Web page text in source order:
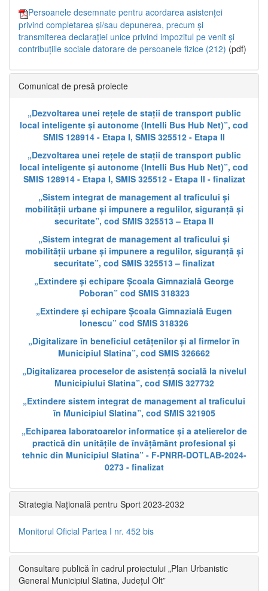
Persoanele desemnate pentru acordarea asistenței
privind completarea și/sau depunerea, precum și
transmiterea declarației unice privind impozitul pe venit și
contribuțiile sociale datorare de persoanele fizice (212) (pdf)
Comunicat de presă proiecte
„Dezvoltarea unei rețele de stații de transport public
local inteligente și autonome (Intelli Bus Hub Net)”, cod
SMIS 128914 - Etapa I, SMIS 325512 - Etapa II
„Dezvoltarea unei rețele de stații de transport public
local inteligente și autonome (Intelli Bus Hub Net)”, cod
SMIS 128914 - Etapa I, SMIS 325512 - Etapa II - finalizat
„Sistem integrat de management al traficului și
mobilității urbane și impunere a regulilor, siguranță și
securitate”, cod SMIS 325513 – Etapa II
„Sistem integrat de management al traficului și
mobilității urbane și impunere a regulilor, siguranță și
securitate”, cod SMIS 325513 – finalizat
„Extindere și echipare Școala Gimnazială George
Poboran” cod SMIS 318323
„Extindere și echipare Școala Gimnazială Eugen
Ionescu” cod SMIS 318326
„Digitalizare în beneficiul cetățenilor și al firmelor în
Municipiul Slatina”, cod SMIS 326662
„Digitalizarea proceselor de asistență socială la nivelul
Municipiului Slatina”, cod SMIS 327732
„Extindere sistem integrat de management al traficului
în Municipiul Slatina”, cod SMIS 321905
„Echiparea laboratoarelor informatice și a atelierelor de
practică din unitățile de învățământ profesional și
tehnic din Municipiul Slatina” - F-PNRR-DOTLAB-2024-
0273 - finalizat
Strategia Națională pentru Sport 2023-2032
Monitorul Oficial Partea I nr. 452 bis
Consultare publică în cadrul proiectului „Plan Urbanistic
General Municipiul Slatina, Județul Olt”